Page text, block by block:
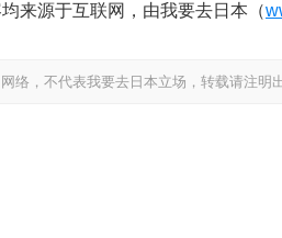
来源于互联网，由我要去日本（
络，不代表我要去日本立场，转载请注明